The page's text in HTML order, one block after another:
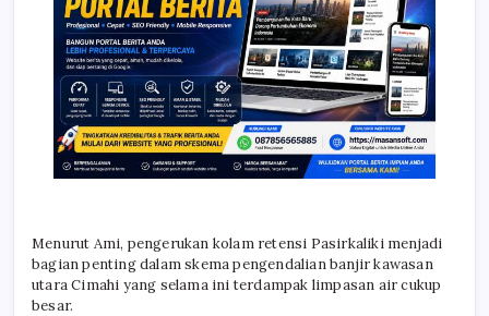
Menurut Ami, pengerukan kolam retensi Pasirkaliki menjadi
bagian penting dalam skema pengendalian banjir kawasan
utara Cimahi yang selama ini terdampak limpasan air cukup
besar.